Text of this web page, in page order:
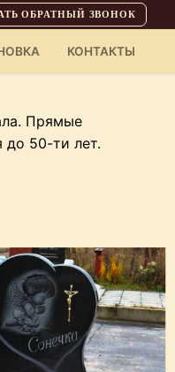
ОБРАТНЫЙ ЗВОНОК
КОНТАКТЫ
Прямые
до 50-ти лет.